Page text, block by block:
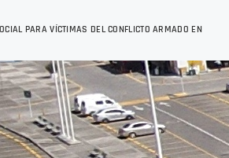
PARA VÍCTIMAS DEL CONFLICTO ARMADO EN